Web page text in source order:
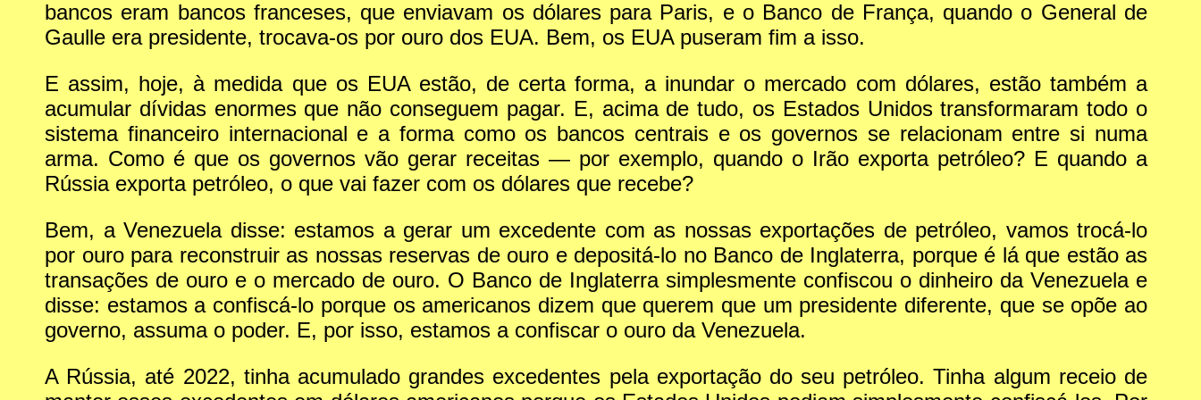
bancos eram bancos franceses, que enviavam os dólares para Paris, e o Banco de França, quando o General de
Gaulle era presidente, trocava-os por ouro dos EUA. Bem, os EUA puseram fim a isso.
E assim, hoje, à medida que os EUA estão, de certa forma, a inundar o mercado com dólares, estão também a
acumular dívidas enormes que não conseguem pagar. E, acima de tudo, os Estados Unidos transformaram todo o
sistema financeiro internacional e a forma como os bancos centrais e os governos se relacionam entre si numa
arma. Como é que os governos vão gerar receitas — por exemplo, quando o Irão exporta petróleo? E quando a
Rússia exporta petróleo, o que vai fazer com os dólares que recebe?
Bem, a Venezuela disse: estamos a gerar um excedente com as nossas exportações de petróleo, vamos trocá-lo
por ouro para reconstruir as nossas reservas de ouro e depositá-lo no Banco de Inglaterra, porque é lá que estão as
transações de ouro e o mercado de ouro. O Banco de Inglaterra simplesmente confiscou o dinheiro da Venezuela e
disse: estamos a confiscá-lo porque os americanos dizem que querem que um presidente diferente, que se opõe ao
governo, assuma o poder. E, por isso, estamos a confiscar o ouro da Venezuela.
A Rússia, até 2022, tinha acumulado grandes excedentes pela exportação do seu petróleo. Tinha algum receio de